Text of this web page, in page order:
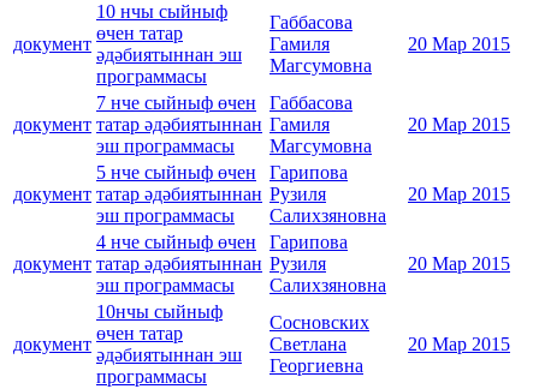
документ
10 нчы сыйныф
өчен татар
әдәбиятыннан эш
программасы
Габбасова
Гамиля
Магсумовна
20 Мар 2015
документ
7 нче сыйныф өчен
татар әдәбиятыннан
эш программасы
Габбасова
Гамиля
Магсумовна
20 Мар 2015
документ
5 нче сыйныф өчен
татар әдәбиятыннан
эш программасы
Гарипова
Рузиля
Салихзяновна
20 Мар 2015
документ
4 нче сыйныф өчен
татар әдәбиятыннан
эш программасы
Гарипова
Рузиля
Салихзяновна
20 Мар 2015
документ
10нчы сыйныф
өчен татар
әдәбиятыннан эш
программасы
Сосновских
Светлана
Георгиевна
20 Мар 2015